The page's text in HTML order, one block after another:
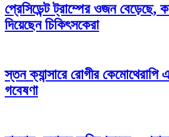
প্রেসিডেন্ট ট্রাম্পের ওজন বেড়েছে,
দিয়েছেন চিকিৎসকেরা
স্তন ক্যান্সারে রোগীর
গবেষণা